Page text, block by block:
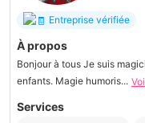
Entreprise vérifiée
À propos
Bonjour à tous Je suis
enfants. Magie humoris...
Services